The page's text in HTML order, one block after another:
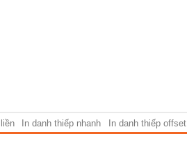
In danh thiếp nhanh In danh thiếp offset